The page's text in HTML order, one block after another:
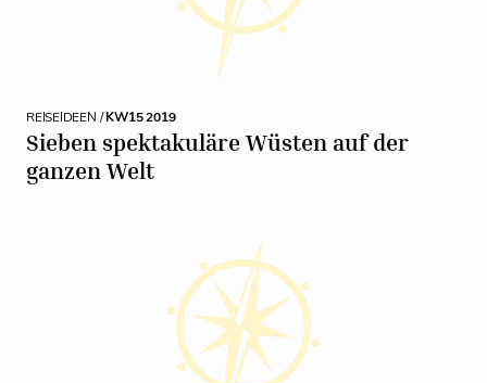
REISEIDEEN /KW15 2019
Sieben spektakuläre Wüsten auf der
ganzen Welt